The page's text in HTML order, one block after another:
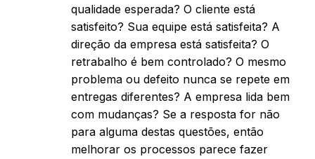
qualidade esperada? O cliente está
satisfeito? Sua equipe está satisfeita? A
direção da empresa está satisfeita? O
retrabalho é bem controlado? O mesmo
problema ou defeito nunca se repete em
entregas diferentes? A empresa lida bem
com mudanças? Se a resposta for não
para alguma destas questões, então
melhorar os processos parece fazer